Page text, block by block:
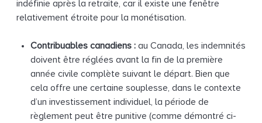
indéfinie après la retraite, car il existe une fenêtre
relativement étroite pour la monétisation.
Contribuables canadiens : au Canada, les indemnités
doivent être réglées avant la fin de la première
année civile complète suivant le départ. Bien que
cela offre une certaine souplesse, dans le contexte
d’un investissement individuel, la période de
règlement peut être punitive (comme démontré ci-